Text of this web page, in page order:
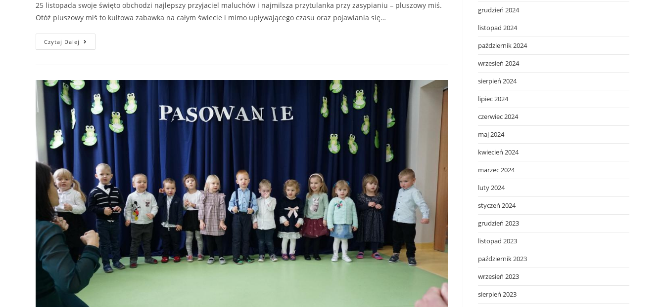
25 listopada swoje święto obchodzi najlepszy przyjaciel maluchów i najmilsza przytulanka przy zasypianiu – pluszowy miś.
Otóż pluszowy miś to kultowa zabawka na całym świecie i mimo upływającego czasu oraz pojawiania się…
Czytaj Dalej
grudzień 2024
listopad 2024
październik 2024
wrzesień 2024
sierpień 2024
lipiec 2024
czerwiec 2024
maj 2024
kwiecień 2024
marzec 2024
luty 2024
styczeń 2024
grudzień 2023
listopad 2023
październik 2023
wrzesień 2023
sierpień 2023